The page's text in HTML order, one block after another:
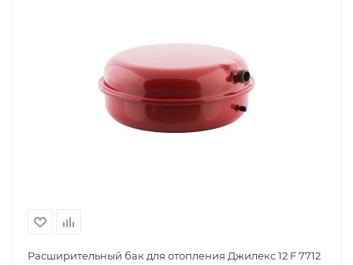
Расширительный бак для отопления Джилекс 12 F 7712